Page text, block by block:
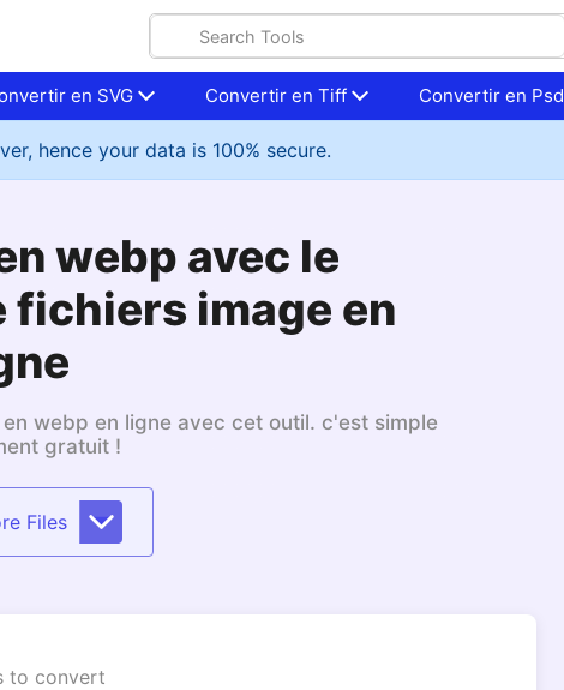
en SVG Convertir en Tiff Convertir en Psd
hence your data is 100% secure.
webp avec le
image en
webp en ligne avec cet outil. c'est simple
gratuit !
Files
to convert